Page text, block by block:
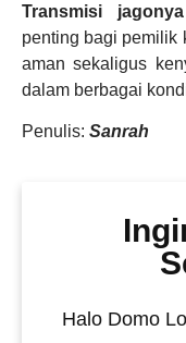
Transmisi
penting bagi pemilik
aman sekaligus
dalam berbagai
Penulis: Sanrah
Halo Domo